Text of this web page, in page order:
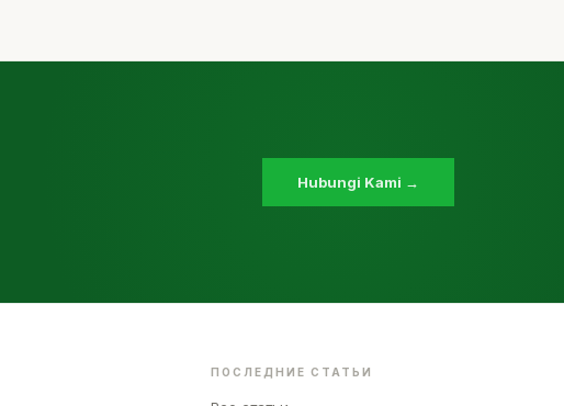
Hubungi Kami →
ПОСЛЕДНИЕ СТАТЬИ